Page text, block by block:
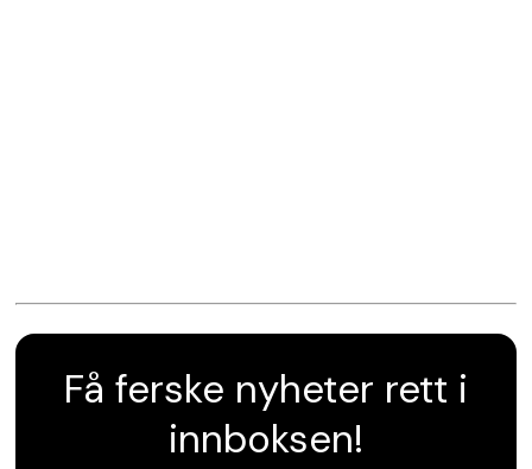
Få ferske nyheter rett i
innboksen!